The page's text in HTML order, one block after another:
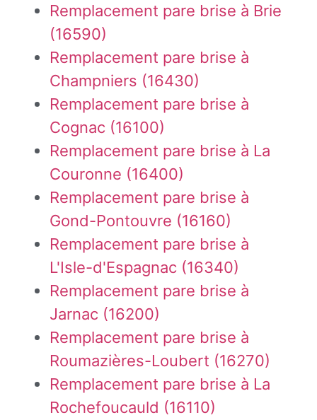
Remplacement pare brise à Brie
(16590)
Remplacement pare brise à
Champniers (16430)
Remplacement pare brise à
Cognac (16100)
Remplacement pare brise à La
Couronne (16400)
Remplacement pare brise à
Gond-Pontouvre (16160)
Remplacement pare brise à
L'Isle-d'Espagnac (16340)
Remplacement pare brise à
Jarnac (16200)
Remplacement pare brise à
Roumazières-Loubert (16270)
Remplacement pare brise à La
Rochefoucauld (16110)